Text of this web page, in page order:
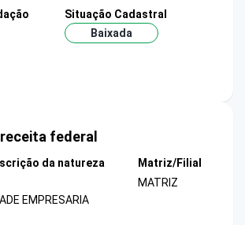
Situação Cadastral
Baixada
federal
da natureza
EMPRESARIA
Matriz/Filial
MATRIZ